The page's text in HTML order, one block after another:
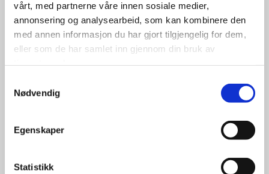
vårt, med partnerne våre innen sosiale medier,
annonsering og analysearbeid, som kan kombinere den
med annen informasjon du har gjort tilgjengelig for dem,
eller som de har samlet inn gjennom din bruk av
Nødvendig
Egenskaper
Statistikk
Anders
anders@jarotech.no
Marek Tomczyk
Serviceingeniør
+47-451 32 430